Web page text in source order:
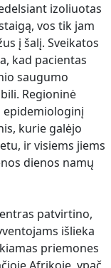
izoliuotas
vos tik jam
į šalį. Sveikatos
kad pacientas
saugumo
Regioninė
epidemiologinį
kurie galėjo
ir visiems jiems
dienos namų
patvirtino,
išlieka
priemones